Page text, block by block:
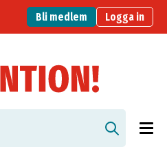
Bli medlem Logga in